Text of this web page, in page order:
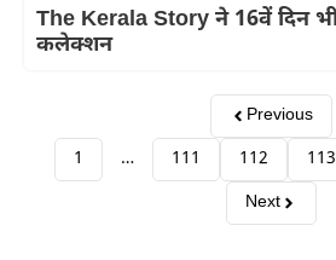
The Kerala Story ने 16वें दिन भी
कलेक्शन
Previous
1
… 111 112 113
Next